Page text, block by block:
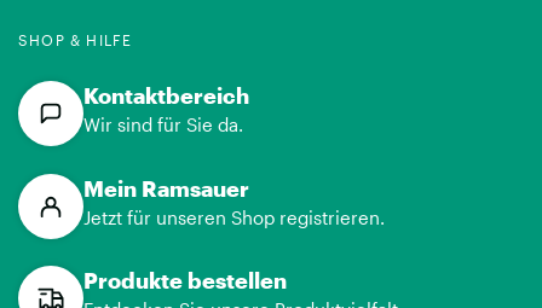
SHOP & HILFE
Kontaktbereich
Wir sind für Sie da.
Mein Ramsauer
Jetzt für unseren Shop registrieren.
Produkte bestellen